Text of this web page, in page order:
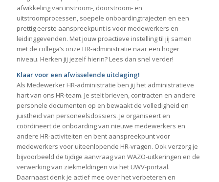
afwikkeling van instroom-, doorstroom- en
uitstroomprocessen, soepele onboardingtrajecten en een
prettig eerste aanspreekpunt is voor medewerkers en
leidinggevenden. Met jouw proactieve instelling til jij samen
met de collega’s onze HR-administratie naar een hoger
niveau. Herken jij jezelf hierin? Lees dan snel verder!
Klaar voor een afwisselende uitdaging!
Als Medewerker HR-administratie ben jij het administratieve
hart van ons HR-team. Je stelt brieven, contracten en andere
personele documenten op en bewaakt de volledigheid en
juistheid van personeelsdossiers. Je organiseert en
coördineert de onboarding van nieuwe medewerkers en
andere HR-activiteiten en bent aanspreekpunt voor
medewerkers voor uiteenlopende HR-vragen. Ook verzorg je
bijvoorbeeld de tijdige aanvraag van WAZO-uitkeringen en de
verwerking van ziekmeldingen via het UWV-portaal.
Daarnaast denk je actief mee over het verbeteren en